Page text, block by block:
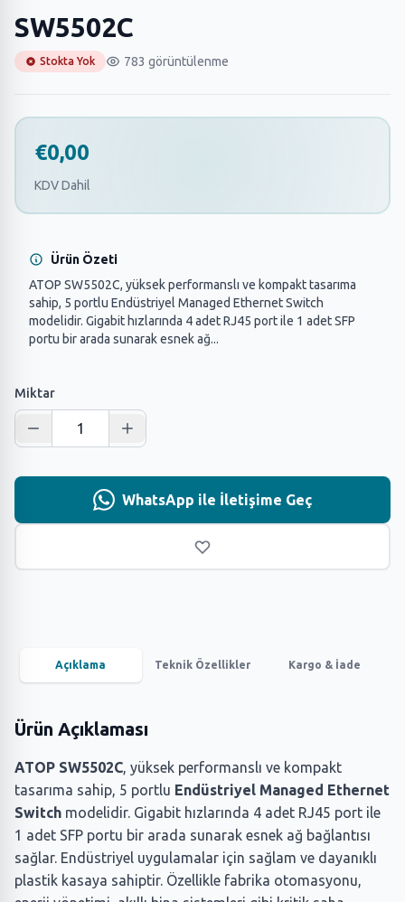
SW5502C
Stokta Yok 783 görüntülenme
€0,00
KDV Dahil
Ürün Özeti
ATOP SW5502C, yüksek performanslı ve kompakt tasarıma
sahip, 5 portlu Endüstriyel Managed Ethernet Switch
modelidir. Gigabit hızlarında 4 adet RJ45 port ile 1 adet SFP
portu bir arada sunarak esnek ağ...
Miktar
WhatsApp ile İletişime Geç
Açıklama Teknik Özellikler Kargo & İade
Ürün Açıklaması
ATOP SW5502C, yüksek performanslı ve kompakt
tasarıma sahip, 5 portlu Endüstriyel Managed Ethernet
Switch modelidir. Gigabit hızlarında 4 adet RJ45 port ile
1 adet SFP portu bir arada sunarak esnek ağ bağlantısı
sağlar. Endüstriyel uygulamalar için sağlam ve dayanıklı
plastik kasaya sahiptir. Özellikle fabrika otomasyonu,